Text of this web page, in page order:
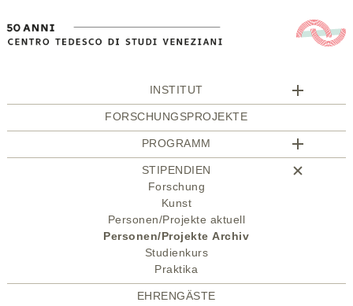
INSTITUT
FORSCHUNGSPROJEKTE
PROGRAMM
STIPENDIEN
Forschung
Kunst
Personen/Projekte aktuell
Personen/Projekte Archiv
Studienkurs
Praktika
EHRENGÄSTE